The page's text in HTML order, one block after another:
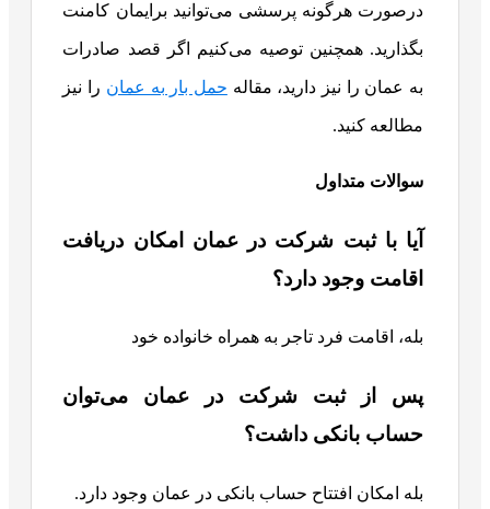
درصورت هرگونه پرسشی می‌توانید برایمان کامنت
بگذارید. همچنین توصیه می‌کنیم اگر قصد صادرات
به عمان را نیز دارید، مقاله حمل بار به عمان را نیز
مطالعه کنید.
سوالات متداول
آیا با ثبت شرکت در عمان امکان دریافت
اقامت وجود دارد؟
بله، اقامت فرد تاجر به همراه خانواده خود
پس از ثبت شرکت در عمان می‌توان
حساب بانکی داشت؟
بله امکان افتتاح حساب بانکی در عمان وجود دارد.